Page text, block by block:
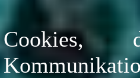
Cookies,